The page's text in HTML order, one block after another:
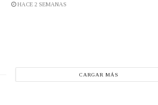
HACE 2 SEMANAS
CARGAR MÁS